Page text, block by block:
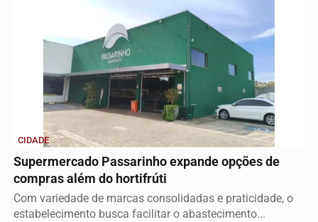
CIDADE
Supermercado Passarinho expande opções de
compras além do hortifrúti
Com variedade de marcas consolidadas e praticidade, o
estabelecimento busca facilitar o abastecimento...